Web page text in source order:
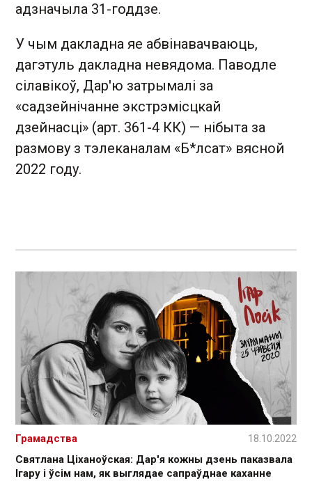
адзначыла 31-годдзе.
У чым дакладна яе абвінавачваюць,
дагэтуль дакладна невядома. Паводле
сілавікоў, Дар'ю затрымалі за
«садзейнічанне экстрэмісцкай
дзейнасці» (арт. 361-4 КК) — нібыта за
размову з тэлеканалам «Б*лсат» вясной
2022 году.
Святлана Ціханоўская: Дар'я кожны дзень паказвала
Ігару і ўсім нам, як выглядае сапраўднае каханне
Грамадства 18.10.2022